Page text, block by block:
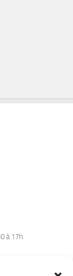
à 17h